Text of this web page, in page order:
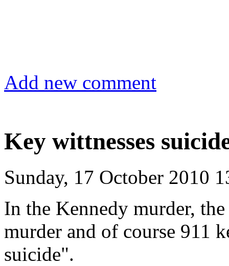
Add new comment
Key wittnesses
Sunday, 17 October 2010
In the Kennedy murder,
murder and of course 911
suicide".